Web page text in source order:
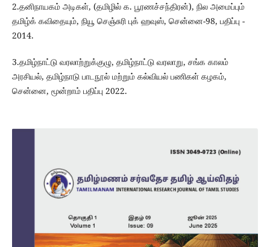
2.தனிநாயகம் அடிகள், (தமிழில் க. பூரணச்சந்திரன்), நில அமைப்பும்
தமிழ்க் கவிதையும், நியூ செஞ்சுரி புக் ஹவுஸ், சென்னை-98, பதிப்பு -
2014.
3.தமிழ்நாட்டு வரலாற்றுக்குழு, தமிழ்நாட்டு வரலாறு, சங்க காலம்
அரசியல், தமிழ்நாடு பாடநூல் மற்றும் கல்வியல் பணிகள் கழகம்,
சென்னை, மூன்றாம் பதிப்பு 2022.